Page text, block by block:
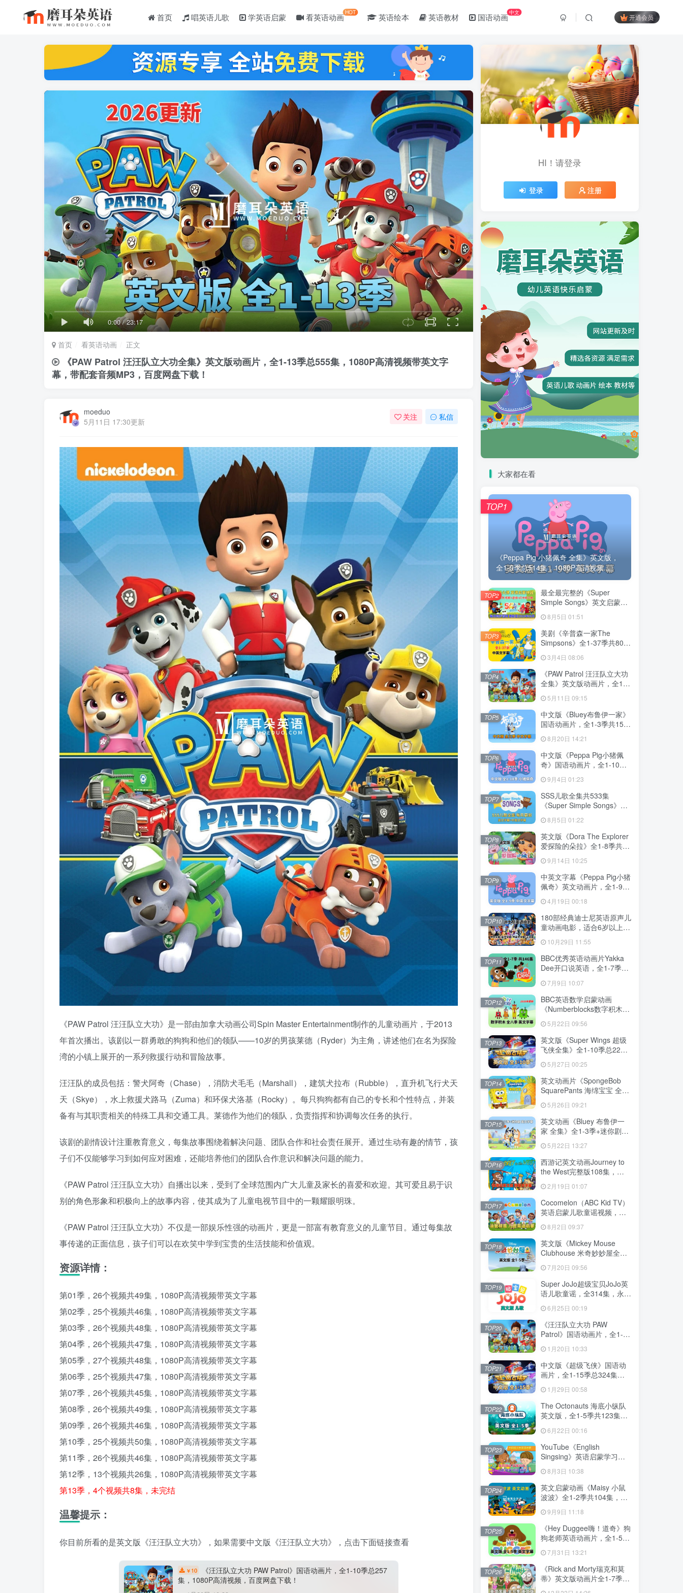
首页 唱英语儿歌 学英语启蒙 看英语动画HOT 英语绘本 英语教材 国语动画中文
开通会员
0:00/23:17
首页 看英语动画 正文
《PAW Patrol 汪汪队立大功全集》英文版动画片，全1-13季总555集，1080P高清视频带英文字
幕，带配套音频MP3，百度网盘下载！
moeduo
5月11日 17:30更新
关注 私信
《PAW Patrol 汪汪队立大功》是一部由加拿大动画公司Spin Master Entertainment制作的儿童动画片，于2013
年首次播出。该剧以一群勇敢的狗狗和他们的领队——10岁的男孩莱德（Ryder）为主角，讲述他们在名为探险
湾的小镇上展开的一系列救援行动和冒险故事。
汪汪队的成员包括：警犬阿奇（Chase），消防犬毛毛（Marshall），建筑犬拉布（Rubble），直升机飞行犬天
天（Skye），水上救援犬路马（Zuma）和环保犬洛基（Rocky）。每只狗狗都有自己的专长和个性特点，并装
备有与其职责相关的特殊工具和交通工具。莱德作为他们的领队，负责指挥和协调每次任务的执行。
该剧的剧情设计注重教育意义，每集故事围绕着解决问题、团队合作和社会责任展开。通过生动有趣的情节，孩
子们不仅能够学习到如何应对困难，还能培养他们的团队合作意识和解决问题的能力。
《PAW Patrol 汪汪队立大功》自播出以来，受到了全球范围内广大儿童及家长的喜爱和欢迎。其可爱且易于识
别的角色形象和积极向上的故事内容，使其成为了儿童电视节目中的一颗耀眼明珠。
《PAW Patrol 汪汪队立大功》不仅是一部娱乐性强的动画片，更是一部富有教育意义的儿童节目。通过每集故
事传递的正面信息，孩子们可以在欢笑中学到宝贵的生活技能和价值观。
资源详情：
第01季，26个视频共49集，1080P高清视频带英文字幕
第02季，25个视频共46集，1080P高清视频带英文字幕
第03季，26个视频共48集，1080P高清视频带英文字幕
第04季，26个视频共47集，1080P高清视频带英文字幕
第05季，27个视频共48集，1080P高清视频带英文字幕
第06季，25个视频共47集，1080P高清视频带英文字幕
第07季，26个视频共45集，1080P高清视频带英文字幕
第08季，26个视频共49集，1080P高清视频带英文字幕
第09季，26个视频共46集，1080P高清视频带英文字幕
第10季，25个视频共50集，1080P高清视频带英文字幕
第11季，26个视频共46集，1080P高清视频带英文字幕
第12季，13个视频共26集，1080P高清视频带英文字幕
第13季，4个视频共8集，未完结
温馨提示：
你目前所看的是英文版《汪汪队立大功》，如果需要中文版《汪汪队立大功》，点击下面链接查看
￥ 10
《汪汪队立大功 PAW Patrol》国语动画片，全1-10季总257
集，1080P高清视频，百度网盘下载！
HI！请登录
登录 注册
大家都在看
《Peppa Pig 小猪佩奇 全集》英文版，
全1-9季总514集，1080P高清视频...
TOP1
最全最完整的《Super
Simple Songs》英文启蒙儿
画视频，各系列总共2115集
视频，1080P高清视频带英
文字幕，百度网盘下载！
8月5日 01:51
TOP2
美剧《辛普森一家The
Simpsons》全1-37季共802
度网盘下载！
3月4日 08:06
TOP3
《PAW Patrol 汪汪队立大功
全集》英文版动画片，全1-
视频带英文字幕，带配套音
频MP3，百度网盘下载！
5月11日 09:15
TOP4
中文版《Bluey布鲁伊一家》
国语动画片，全1-3季共156
字幕，百度网盘下载！
8月20日 14:21
TOP5
中文版《Peppa Pig小猪佩
奇》国语动画片，全1-10季
百度网盘下载！
9月4日 01:23
TOP6
SSS儿歌全集共533集
《Super Simple Songs》
1080P高清视频带英文字幕
+中英文字幕+配套音频
MP3，百度网盘下载！
8月5日 01:22
TOP7
英文版《Dora The Explorer
爱探险的朵拉》全1-8季共
173集，带英文字幕和配套音
频MP3，百度网盘下载！
9月14日 10:25
TOP8
中英文字幕《Peppa Pig小猪
佩奇》英文动画片，全1-9季
共415集，1080P高清视频，
带配套音频MP3，百度网盘
下载！
4月19日 00:18
TOP9
180部经典迪士尼英语原声儿
童动画电影，适合6岁以上，
720P高清电影视频带中英文
字幕，百度网盘下载！
10月29日 11:55
TOP10
BBC优秀英语动画片Yakka
Dee开口说英语，全1-7季总
英文字幕，百度网盘下载！
7月9日 10:07
TOP11
BBC英语数学启蒙动画
《Numberblocks数字积木》
198集，1080P高清视频带英
文字幕，带配套音频MP3，
百度网盘下载！
5月22日 09:56
TOP12
英文版《Super Wings 超级
飞侠全集》全1-10季总224
字幕，带配套音频MP3，百
度网盘下载！
5月27日 00:25
TOP13
英文动画片《SpongeBob
SquarePants 海绵宝宝 全
清视频带英文字幕，百度网
盘下载！
5月26日 09:21
TOP14
英文动画《Bluey 布鲁伊一
家 全集》全1-3季+迷你剧共
文字幕，送音频MP3，百度
网盘下载！
5月22日 13:27
TOP15
西游记英文动画Journey to
the West完整版108集，
幕，百度网盘下载！
2月19日 01:07
TOP16
Cocomelon（ABC Kid TV）
英语启蒙儿歌童谣视频，全
1199集，1080P高清视频带
英文字幕，带音频MP3，百
度网盘下载！
8月2日 09:37
TOP17
英文版《Mickey Mouse
Clubhouse 米奇妙妙屋全
集》全1-5季总148集，
1080P高清视频带英文字
幕，带配套音频MP3，百度
网盘下载！
7月20日 09:56
TOP18
Super JoJo超级宝贝JoJo英
语儿歌童谣，全314集，永久
免费更新，1080P高清视频
带英文字幕，百度网盘下
载！
6月25日 00:19
TOP19
《汪汪队立大功 PAW
Patrol》国语动画片，全1-10
季总257集，1080P高清视
频，百度网盘下载！
1月20日 10:33
TOP20
中文版《超级飞侠》国语动
画片，全1-15季总324集，
1080P高清视频带中文字
幕，百度网盘下载！
1月29日 00:58
TOP21
The Octonauts 海底小纵队
英文版，全1-5季共123集，
幕，带配套音频MP3，百度
网盘下载！
6月22日 00:16
TOP22
YouTube《English
Singsing》英语启蒙学习自
话，故事等，全套共1364
集，1080P高清视频带英文
字幕，百度网盘下载！
8月3日 10:38
TOP23
英文启蒙动画《Maisy 小鼠
波波》全1-2季共104集，标
盘下载！
9月9日 11:18
TOP24
《Hey Duggee嗨！道奇》狗
狗老师英语动画片，全1-5季
英文字幕，百度网盘下载！
7月31日 13:21
TOP25
《Rick and Morty瑞克和莫
蒂》英文版动画片全1-7季共
TOP26